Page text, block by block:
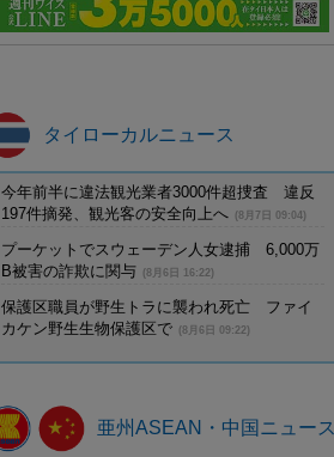
タイローカルニュース
今年前半に違法観光業者3000件超捜査 違反
197件摘発、観光客の安全向上へ
(8月7日 09:04)
プーケットでスウェーデン人女逮捕 6,000万
B被害の詐欺に関与
(8月6日 16:22)
保護区職員が野生トラに襲われ死亡 ファイ
カケン野生生物保護区で
(8月6日 09:22)
亜州ASEAN・中国ニュース